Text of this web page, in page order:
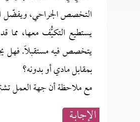
التخصص الجراحي، ويفضّل
يستطيع التكيُّف معها، مما
يتخصص فيه مستقبلاً. فهل
بمقابل مادي أو بدونه؟
مع ملاحظة أن جهة العمل
الإجابــة